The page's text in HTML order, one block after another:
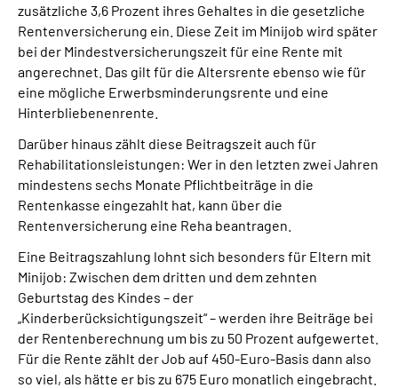
zusätzliche 3,6 Prozent ihres Gehaltes in die gesetzliche
Rentenversicherung ein. Diese Zeit im Minijob wird später
bei der Mindestversicherungszeit für eine Rente mit
angerechnet. Das gilt für die Altersrente ebenso wie für
eine mögliche Erwerbsminderungsrente und eine
Hinterbliebenenrente.
Darüber hinaus zählt diese Beitragszeit auch für
Rehabilitationsleistungen: Wer in den letzten zwei Jahren
mindestens sechs Monate Pflichtbeiträge in die
Rentenkasse eingezahlt hat, kann über die
Rentenversicherung eine Reha beantragen.
Eine Beitragszahlung lohnt sich besonders für Eltern mit
Minijob: Zwischen dem dritten und dem zehnten
Geburtstag des Kindes – der
„Kinderberücksichtigungszeit“ – werden ihre Beiträge bei
der Rentenberechnung um bis zu 50 Prozent aufgewertet.
Für die Rente zählt der Job auf 450-Euro-Basis dann also
so viel, als hätte er bis zu 675 Euro monatlich eingebracht.